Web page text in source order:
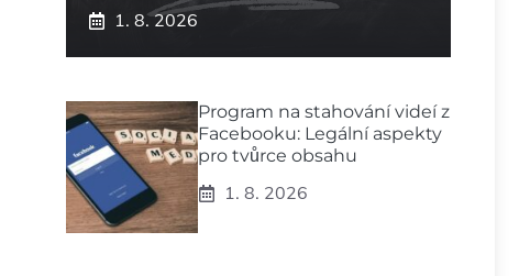
1. 8. 2026
Program na stahování videí z
Facebooku: Legální aspekty
pro tvůrce obsahu
1. 8. 2026